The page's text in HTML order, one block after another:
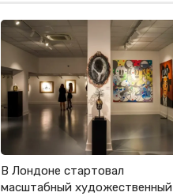
В Лондоне стартовал
масштабный художественный